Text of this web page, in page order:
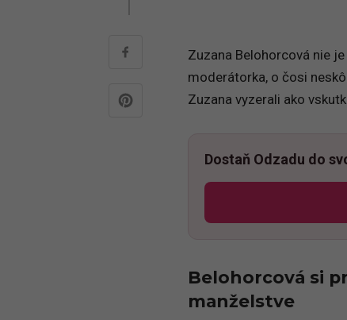
Zuzana Belohorcová nie
moderátorka, o čosi
Zuzana vyzerali ako
Dostaň Odzadu do
Belohorcová si
manželstve